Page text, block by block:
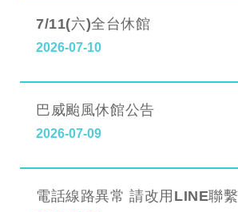
7/11(六)全台休館
2026-07-10
巴威颱風休館公告
2026-07-09
電話線路異常 請改用LINE聯繫